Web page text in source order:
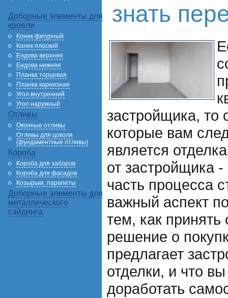
Доборные элементы для
кровли
Конек фигурный
Конек плоский
Ендова верхняя
Ендова нижняя
Планка торцевая
Планка карнизная
Угол внутренний
Угол наружный
Отливы
Оконные отливы
Отливы для цоколя
(фундаментные отливы)
Короба
Короба для заборов
Короба для фасадов
Козырьки, парапеты
Доборные элементы для
металлического
сайдинга
знать
застройщика, то
которые вам
является
от застройщика
часть процесса
важный аспект
тем, как принять
решение о
предлагает
отделки, и что
доработать